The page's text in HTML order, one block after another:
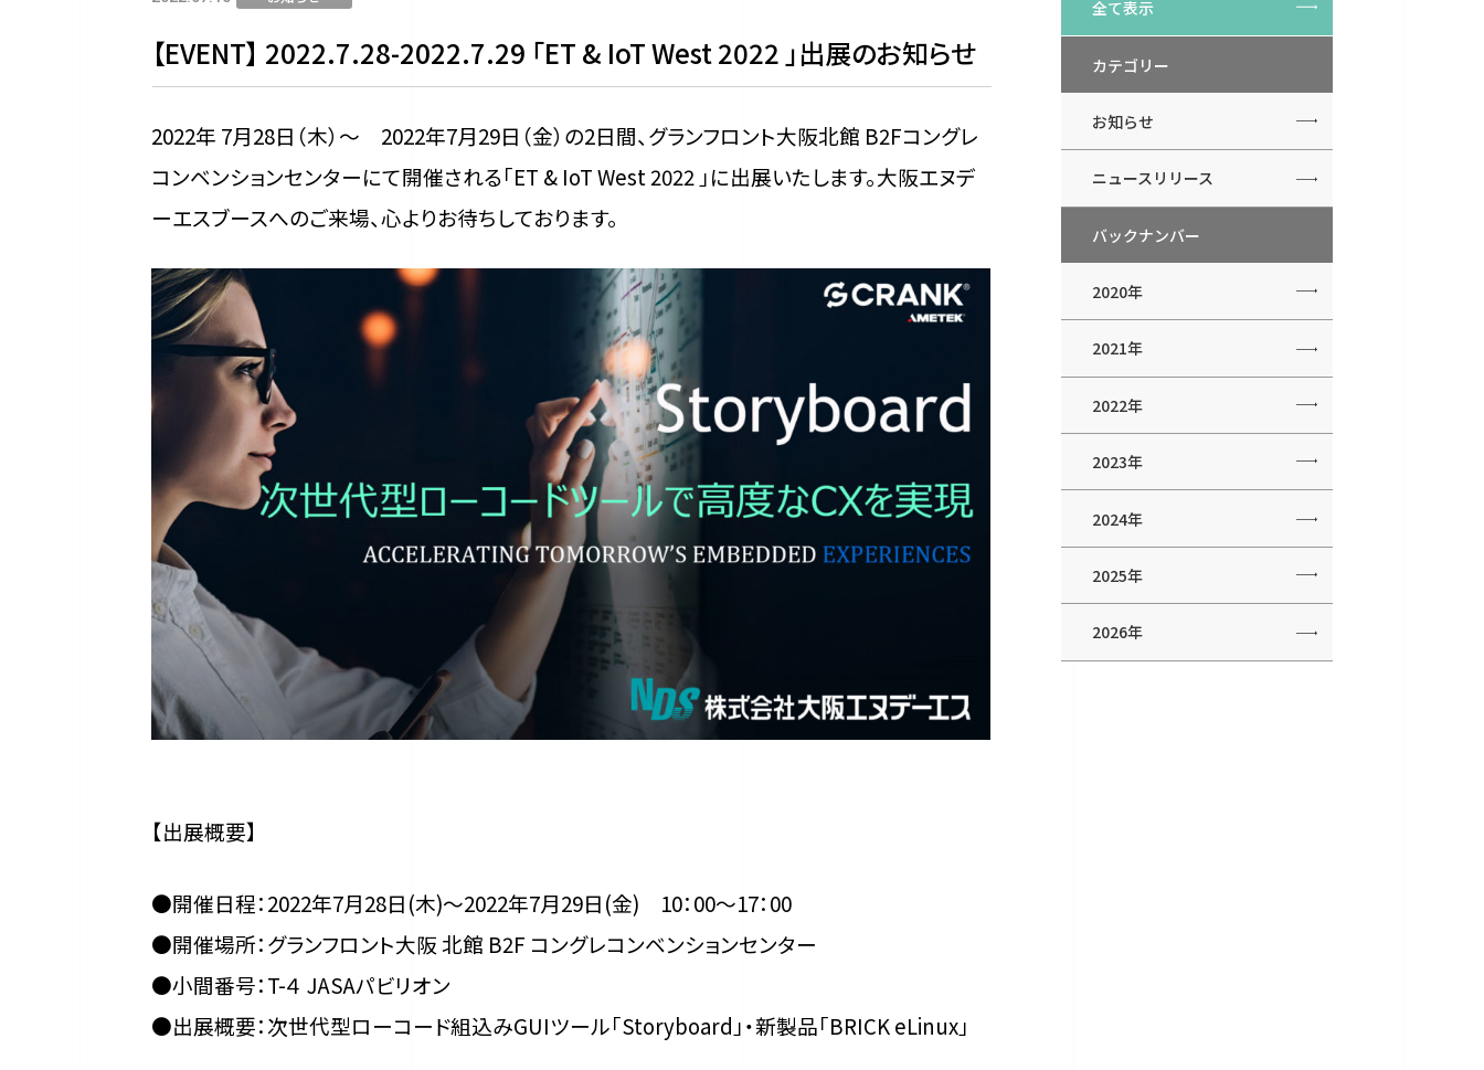
【EVENT】 2022.7.28-2022.7.29 「ET & IoT West 2022 」出展のお知らせ
2022年 7月28日（木）～ 2022年7月29日（金）の2日間、グランフロント大阪北館 B2Fコングレ
コンベンションセンターにて開催される「ET & IoT West 2022 」に出展いたします。大阪エヌデ
ーエスブースへのご来場、心よりお待ちしております。
【出展概要】
●開催日程：2022年7月28日(木)～2022年7月29日(金) 10：00～17：00
●開催場所：グランフロント大阪 北館 B2F コングレコンベンションセンター
●小間番号：T-４ JASAパビリオン
●出展概要：次世代型ローコード組込みGUIツール「Storyboard」・新製品「BRICK eLinux」
全て表示
カテゴリー
お知らせ
ニュースリリース
バックナンバー
2020年
2021年
2022年
2023年
2024年
2025年
2026年